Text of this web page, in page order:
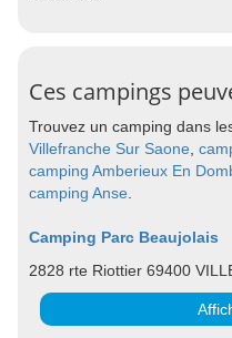
Ces campings
Trouvez un camping dans
Villefranche Sur Saone
camping Amberieux En
camping Anse
Camping Parc Beaujolais
2828 rte Riottier 69400